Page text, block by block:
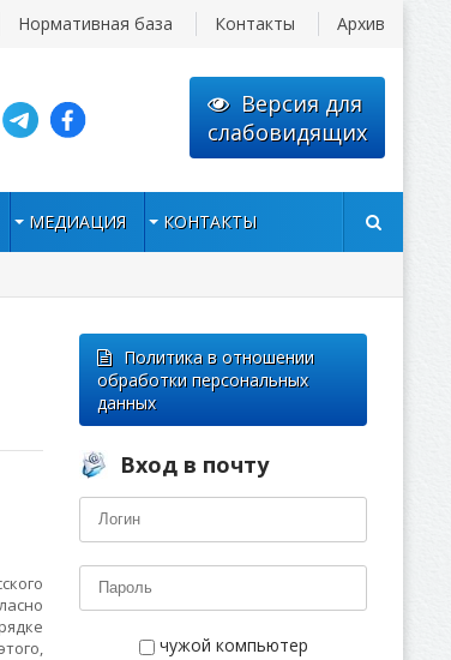
Версия для
слабовидящих
Нормативная база Контакты Архив
МЕДИАЦИЯ КОНТАКТЫ
Политика в отношении
обработки персональных
данных
Вход в почту
чужой компьютер